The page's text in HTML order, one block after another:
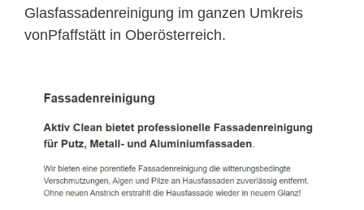
Glasfassadenreinigung im ganzen Umkreis
vonPfaffstätt in Oberösterreich.